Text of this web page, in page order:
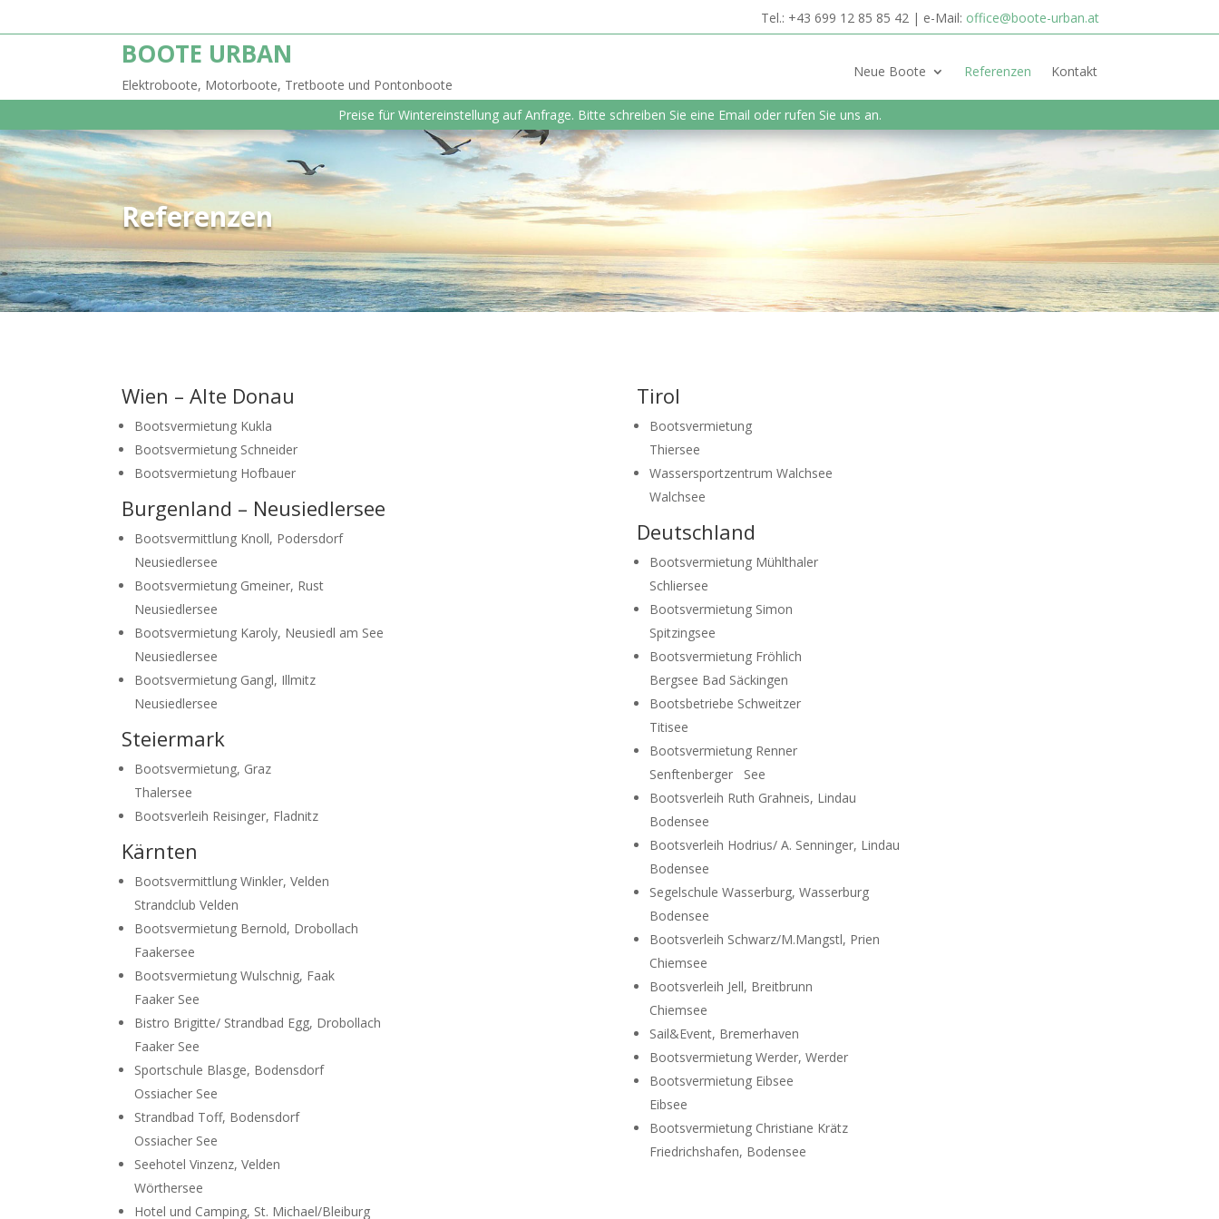
Tel.: +43 699 12 85 85 42 | e-Mail: office@boote-urban.at
BOOTE URBAN
Elektroboote, Motorboote, Tretboote und Pontonboote
Neue Boote Referenzen Kontakt
Preise für Wintereinstellung auf Anfrage. Bitte schreiben Sie eine Email oder rufen Sie uns an.
Referenzen
Wien – Alte Donau
Bootsvermietung Kukla
Bootsvermietung Schneider
Bootsvermietung Hofbauer
Burgenland – Neusiedlersee
Bootsvermittlung Knoll, Podersdorf
Neusiedlersee
Bootsvermietung Gmeiner, Rust
Neusiedlersee
Bootsvermietung Karoly, Neusiedl am See
Neusiedlersee
Bootsvermietung Gangl, Illmitz
Neusiedlersee
Steiermark
Bootsvermietung, Graz
Thalersee
Bootsverleih Reisinger, Fladnitz
Kärnten
Bootsvermittlung Winkler, Velden
Strandclub Velden
Bootsvermietung Bernold, Drobollach
Faakersee
Bootsvermietung Wulschnig, Faak
Faaker See
Bistro Brigitte/ Strandbad Egg, Drobollach
Faaker See
Sportschule Blasge, Bodensdorf
Ossiacher See
Strandbad Toff, Bodensdorf
Ossiacher See
Seehotel Vinzenz, Velden
Wörthersee
Hotel und Camping, St. Michael/Bleiburg
Tirol
Bootsvermietung
Thiersee
Wassersportzentrum Walchsee
Walchsee
Deutschland
Bootsvermietung Mühlthaler
Schliersee
Bootsvermietung Simon
Spitzingsee
Bootsvermietung Fröhlich
Bergsee Bad Säckingen
Bootsbetriebe Schweitzer
Titisee
Bootsvermietung Renner
Senftenberger See
Bootsverleih Ruth Grahneis, Lindau
Bodensee
Bootsverleih Hodrius/ A. Senninger, Lindau
Bodensee
Segelschule Wasserburg, Wasserburg
Bodensee
Bootsverleih Schwarz/M.Mangstl, Prien
Chiemsee
Bootsverleih Jell, Breitbrunn
Chiemsee
Sail&Event, Bremerhaven
Bootsvermietung Werder, Werder
Bootsvermietung Eibsee
Eibsee
Bootsvermietung Christiane Krätz
Friedrichshafen, Bodensee